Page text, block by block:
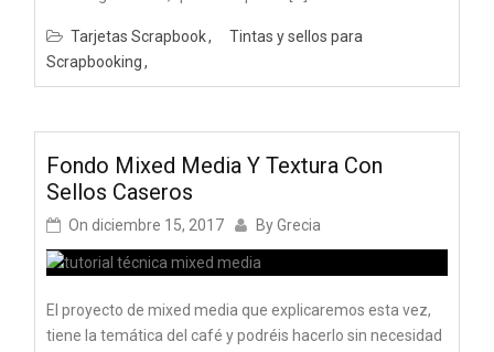
Tarjetas Scrapbook
Tintas y sellos para
Scrapbooking
Fondo Mixed Media Y Textura Con
Sellos Caseros
On diciembre 15, 2017 ByGrecia
El proyecto de mixed media que explicaremos esta vez,
tiene la temática del café y podréis hacerlo sin necesidad